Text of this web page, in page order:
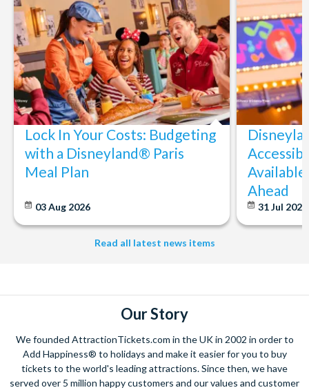
Lock In Your Costs: Budgeting
with a Disneyland® Paris
Meal Plan
03 Aug 2026
Ahead
31 Jul 2026
Read all latest news items
Our Story
We founded AttractionTickets.com in the UK in 2002 in order to
Add Happiness® to holidays and make it easier for you to buy
tickets to the world's leading attractions. Since then, we have
served over 5 million happy customers and our values and customer